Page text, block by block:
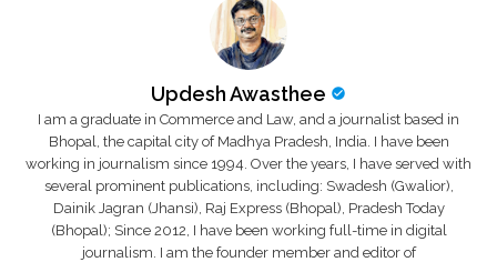
Updesh Awasthee
I am a graduate in Commerce and Law, and a journalist based in
Bhopal, the capital city of Madhya Pradesh, India. I have been
working in journalism since 1994. Over the years, I have served with
several prominent publications, including: Swadesh (Gwalior),
Dainik Jagran (Jhansi), Raj Express (Bhopal), Pradesh Today
(Bhopal); Since 2012, I have been working full-time in digital
journalism. I am the founder member and editor of